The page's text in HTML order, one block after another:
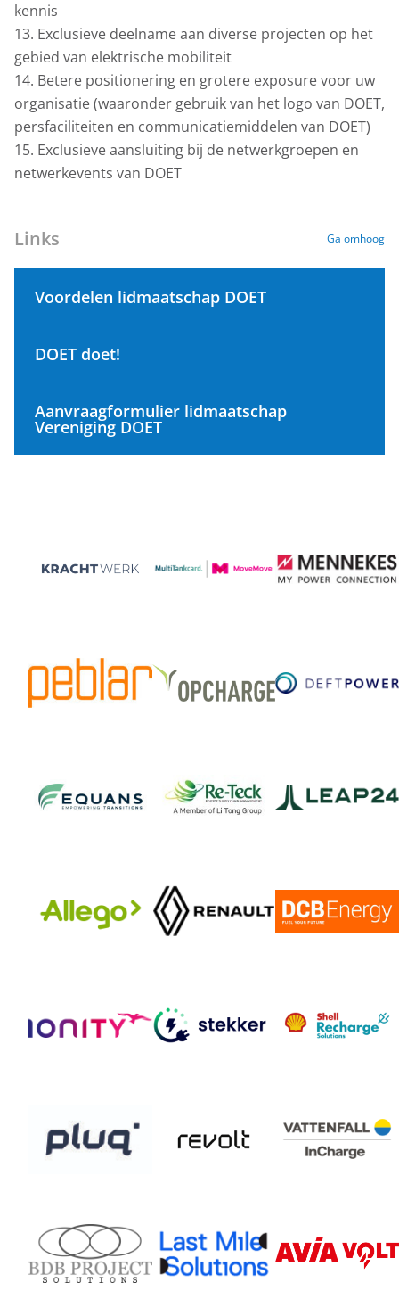
kennis
13. Exclusieve deelname aan diverse projecten op het
gebied van elektrische mobiliteit
14. Betere positionering en grotere exposure voor uw
organisatie (waaronder gebruik van het logo van DOET,
persfaciliteiten en communicatiemiddelen van DOET)
15. Exclusieve aansluiting bij de netwerkgroepen en
netwerkevents van DOET
Links Ga omhoog
Voordelen lidmaatschap DOET
DOET doet!
Aanvraagformulier lidmaatschap
Vereniging DOET